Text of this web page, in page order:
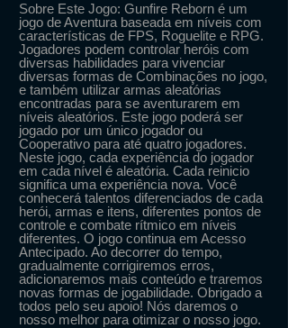
Sobre Este Jogo: Gunfire Reborn é um
jogo de Aventura baseada em níveis com
características de FPS, Roguelite e RPG.
Jogadores podem controlar heróis com
diversas habilidades para vivenciar
diversas formas de Combinações no jogo,
e também utilizar armas aleatórias
encontradas para se aventurarem em
níveis aleatórios. Este jogo poderá ser
jogado por um único jogador ou
Cooperativo para até quatro jogadores.
Neste jogo, cada experiência do jogador
em cada nível é aleatória. Cada reinicio
significa uma experiência nova. Você
conhecerá talentos diferenciados de cada
herói, armas e itens, diferentes pontos de
controle e combate rítmico em níveis
diferentes. O jogo continua em Acesso
Antecipado. Ao decorrer do tempo,
gradualmente corrigiremos erros,
adicionaremos mais conteúdo e traremos
novas formas de jogabilidade. Obrigado a
todos pelo seu apoio! Nós daremos o
nosso melhor para otimizar o nosso jogo.